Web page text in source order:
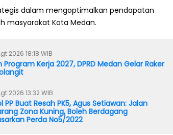
dalam mengoptimalkan pendapatan
masyarakat Kota Medan.
2026 18:18 WIB
Program Kerja 2027, DPRD Medan Gelar Raker
2026 13:32 WIB
PP Buat Resah PK5, Agus Setiawan: Jalan
Zona Kuning, Boleh Berdagang
Perda No5/2022